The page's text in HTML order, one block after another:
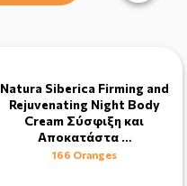
Natura Siberica Firming and
Rejuvenating Night Body
Cream Σύσφιξη και
Αποκατάστα …
166 Oranges